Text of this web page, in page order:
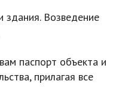
Возведение
паспорт объекта и
прилагая все